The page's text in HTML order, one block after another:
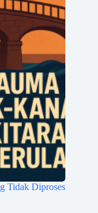
Tidak Diproses